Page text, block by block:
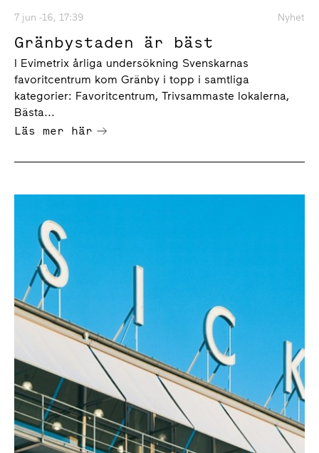
7 jun -16, 17:39 Nyhet
Gränbystaden är bäst
I Evimetrix årliga undersökning Svenskarnas
favoritcentrum kom Gränby i topp i samtliga
kategorier: Favoritcentrum, Trivsammaste lokalerna,
Bästa...
Läs mer här